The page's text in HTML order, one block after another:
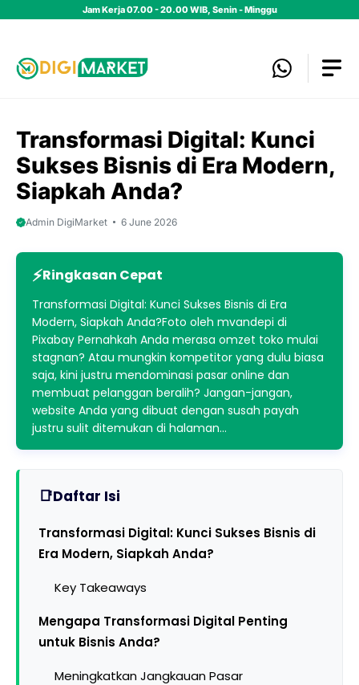
Jam Kerja 07.00 - 20.00 WIB, Senin - Minggu
Transformasi Digital: Kunci
Sukses Bisnis di Era Modern,
Siapkah Anda?
Admin DigiMarket 6 June 2026
Ringkasan Cepat
Transformasi Digital: Kunci Sukses Bisnis di Era
Modern, Siapkah Anda?Foto oleh mvandepi di
Pixabay Pernahkah Anda merasa omzet toko mulai
stagnan? Atau mungkin kompetitor yang dulu biasa
saja, kini justru mendominasi pasar online dan
membuat pelanggan beralih? Jangan-jangan,
website Anda yang dibuat dengan susah payah
justru sulit ditemukan di halaman…
Daftar Isi
Transformasi Digital: Kunci Sukses Bisnis di
Era Modern, Siapkah Anda?
Key Takeaways
Mengapa Transformasi Digital Penting
untuk Bisnis Anda?
Meningkatkan Jangkauan Pasar